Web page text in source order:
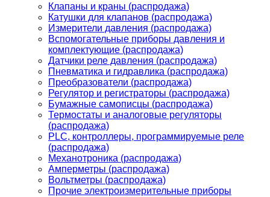
Клапаны и краны (распродажа)
Катушки для клапанов (распродажа)
Измерители давления (распродажа)
Вспомогательные приборы давления и
комплектующие (распродажа)
Датчики реле давления (распродажа)
Пневматика и гидравлика (распродажа)
Преобразователи (распродажа)
Регулятор и регистраторы (распродажа)
Бумажные самописцы (распродажа)
Термостаты и аналоговые регуляторы
(распродажа)
PLС, контроллеры, программируемые реле
(распродажа)
Механотроника (распродажа)
Амперметры (распродажа)
Вольтметры (распродажа)
Прочие электроизмерительные приборы